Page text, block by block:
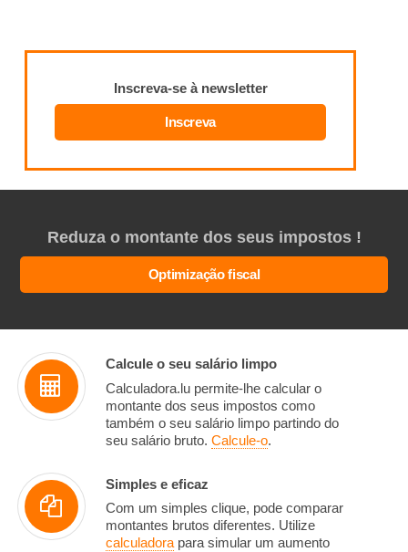
Inscreva-se à newsletter
Inscreva
Reduza o montante dos seus impostos !
Optimização fiscal
Calcule o seu salário limpo
Calculadora.lu permite-lhe calcular o
montante dos seus impostos como
também o seu salário limpo partindo do
seu salário bruto. Calcule-o.
Simples e eficaz
Com um simples clique, pode comparar
montantes brutos diferentes. Utilize
calculadorapara simular um aumento